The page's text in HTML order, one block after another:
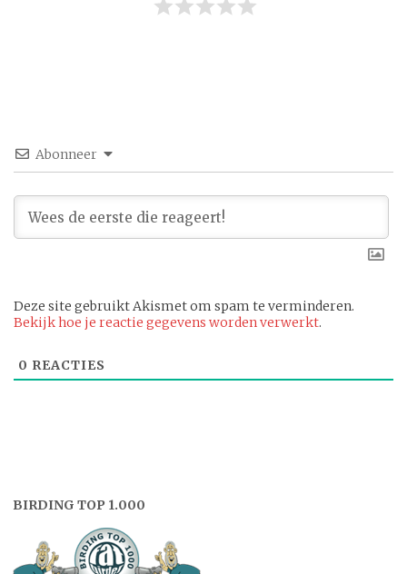
Abonneer
Deze site gebruikt Akismet om spam te verminderen.
Bekijk hoe je reactie gegevens worden verwerkt.
0 REACTIES
BIRDING TOP 1.000